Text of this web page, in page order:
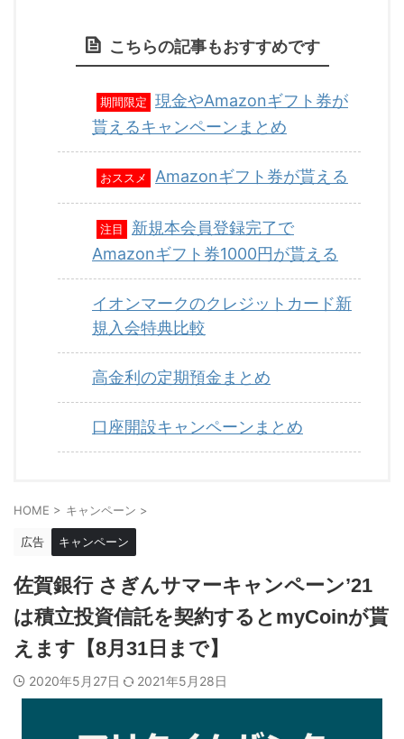
こちらの記事もおすすめです
期間限定
現金やAmazonギフト券が
貰えるキャンペーンまとめ
おススメ Amazonギフト券が貰える
注目
新規本会員登録完了で
Amazonギフト券1000円が貰える
イオンマークのクレジットカード新
規入会特典比較
高金利の定期預金まとめ
口座開設キャンペーンまとめ
HOME > キャンペーン >
広告 キャンペーン
佐賀銀行 さぎんサマーキャンペーン’21
は積立投資信託を契約するとmyCoinが貰
えます【8月31日まで】
2020年5月27日 2021年5月28日